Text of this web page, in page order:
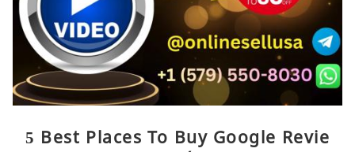
5 Best Places To Buy Google Revie